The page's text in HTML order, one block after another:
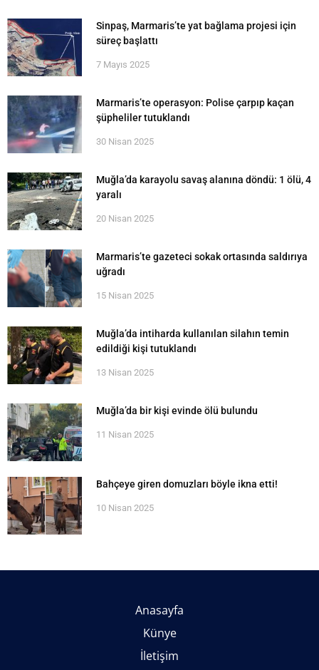
Sinpaş, Marmaris’te yat bağlama projesi için
süreç başlattı
7 Mayıs 2025
Marmaris’te operasyon: Polise çarpıp kaçan
şüpheliler tutuklandı
30 Nisan 2025
Muğla’da karayolu savaş alanına döndü: 1 ölü, 4
yaralı
20 Nisan 2025
Marmaris’te gazeteci sokak ortasında saldırıya
uğradı
15 Nisan 2025
Muğla’da intiharda kullanılan silahın temin
edildiği kişi tutuklandı
13 Nisan 2025
Muğla’da bir kişi evinde ölü bulundu
11 Nisan 2025
Bahçeye giren domuzları böyle ikna etti!
10 Nisan 2025
Anasayfa
Künye
İletişim